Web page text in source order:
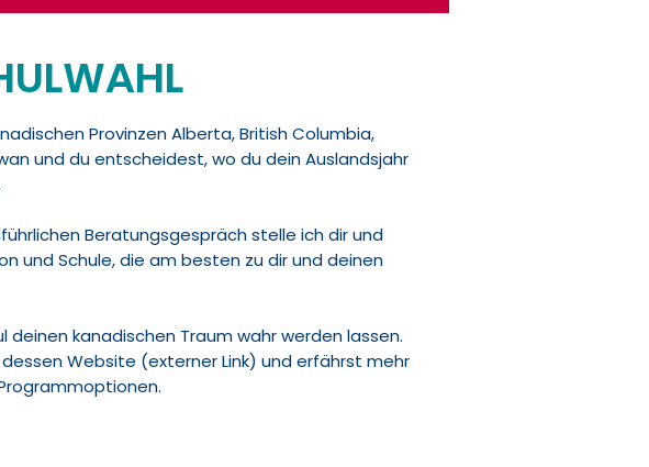
Provinzen Alberta, British Columbia,
und du entscheidest, wo du dein Auslandsjahr
Beratungsgespräch stelle ich dir und
und Schule, die am besten zu dir und deinen
kanadischen Traum wahr werden lassen.
Website (externer Link) und erfährst mehr